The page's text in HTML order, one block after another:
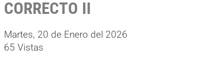
CORRECTO II
Martes, 20 de Enero del 2026
65 Vistas